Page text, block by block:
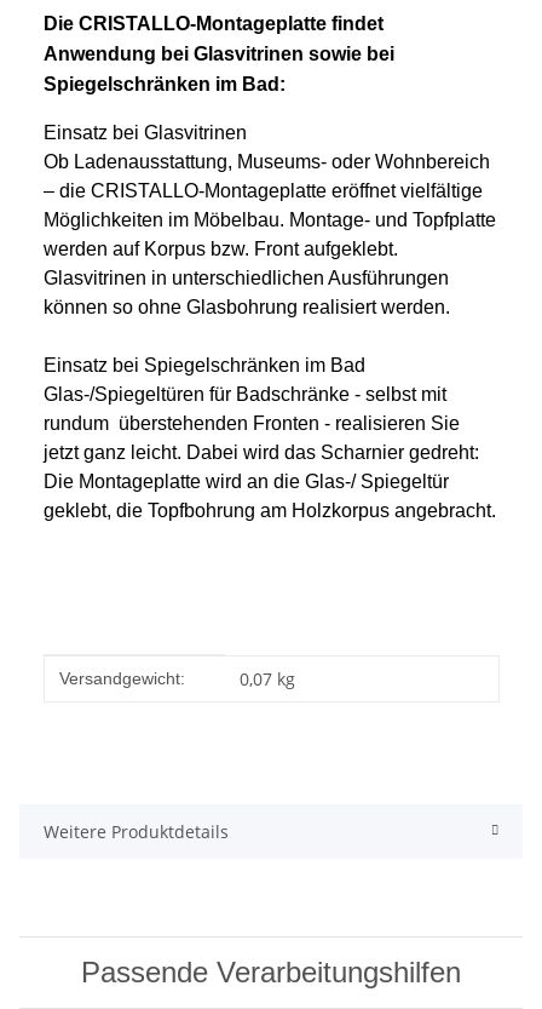
Die CRISTALLO-Montageplatte findet
Anwendung bei Glasvitrinen sowie bei
Spiegelschränken im Bad:
Einsatz bei Glasvitrinen
Ob Ladenausstattung, Museums- oder Wohnbereich
– die CRISTALLO-Montageplatte eröffnet vielfältige
Möglichkeiten im Möbelbau. Montage- und Topfplatte
werden auf Korpus bzw. Front aufgeklebt.
Glasvitrinen in unterschiedlichen Ausführungen
können so ohne Glasbohrung realisiert werden.
Einsatz bei Spiegelschränken im Bad
Glas-/Spiegeltüren für Badschränke - selbst mit
rundum überstehenden Fronten - realisieren Sie
jetzt ganz leicht. Dabei wird das Scharnier gedreht:
Die Montageplatte wird an die Glas-/ Spiegeltür
geklebt, die Topfbohrung am Holzkorpus angebracht.
Produkteigenschaft
Wert
Versandgewicht: 0,07 kg
Weitere Produktdetails
Passende Verarbeitungshilfen